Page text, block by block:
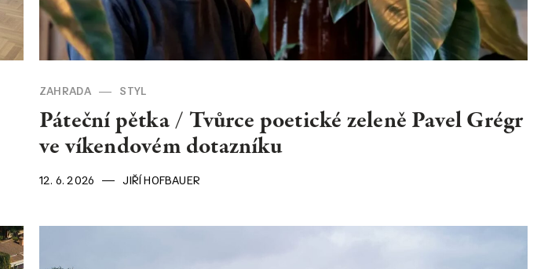
ZAHRADA STYL
Páteční pětka / Tvůrce poetické zeleně Pavel Grégr
ve víkendovém dotazníku
12. 6. 2026 JIŘÍ HOFBAUER